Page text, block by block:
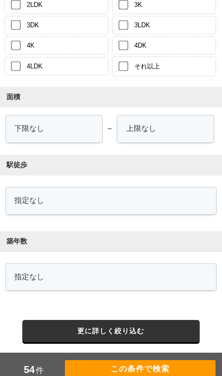
2LDK 3K
3DK 3LDK
4K 4DK
4LDK それ以上
面積
～
駅徒歩
築年数
更に詳しく絞り込む
54件